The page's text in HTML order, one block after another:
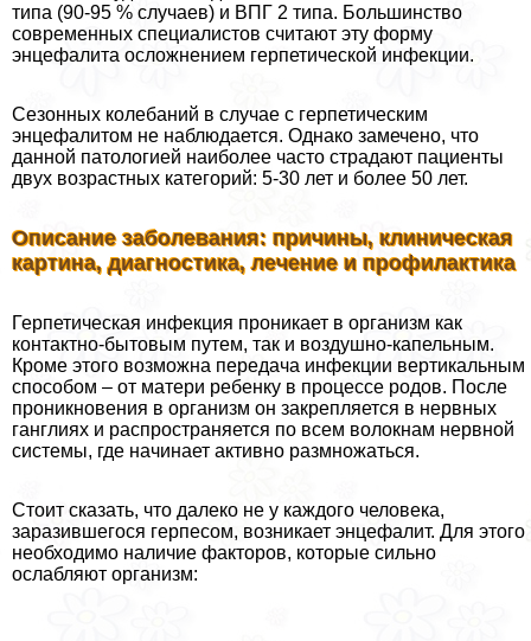
типа (90-95 % случаев) и ВПГ 2 типа. Большинство
современных специалистов считают эту форму
энцефалита осложнением герпетической инфекции.
Сезонных колебаний в случае с герпетическим
энцефалитом не наблюдается. Однако замечено, что
данной патологией наиболее часто страдают пациенты
двух возрастных категорий: 5-30 лет и более 50 лет.
Описание заболевания: причины, клиническая
картина, диагностика, лечение и профилактика
Герпетическая инфекция проникает в организм как
контактно-бытовым путем, так и воздушно-капельным.
Кроме этого возможна передача инфекции вертикальным
способом – от матери ребенку в процессе родов. После
проникновения в организм он закрепляется в нервных
ганглиях и распространяется по всем волокнам нервной
системы, где начинает активно размножаться.
Стоит сказать, что далеко не у каждого человека,
заразившегося гepпeсом, возникает энцефалит. Для этого
необходимо наличие факторов, которые сильно
ослабляют организм: